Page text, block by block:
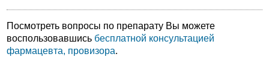
Посмотреть вопросы по препарату Вы можете
воспользовавшись бесплатной консультацией
фармацевта, провизора.